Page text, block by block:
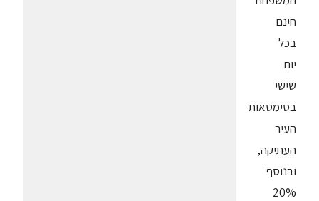
חינם
בכל
יום
שישי
בסימטאות
העיר
העתיקה,
ובנוסף
20%